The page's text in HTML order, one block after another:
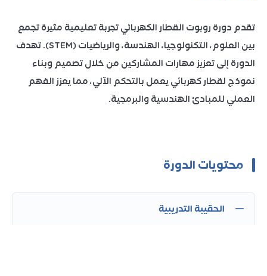
تقدم دورة روبوت القطار الكهربائي تجربة تعليمية مثيرة تجمع
بين العلوم، التكنولوجيا، الهندسة، والرياضيات (STEM). تهدف
الدورة إلى تعزيز مهارات المشاركين من خلال تصميم وبناء
نموذج لقطار كهربائي يعمل بالتحكم الآلي، مما يعزز الفهم
العملي للمبادئ الهندسية والبرمجية.
محتويات الدورة
الحقيبة التدريبية